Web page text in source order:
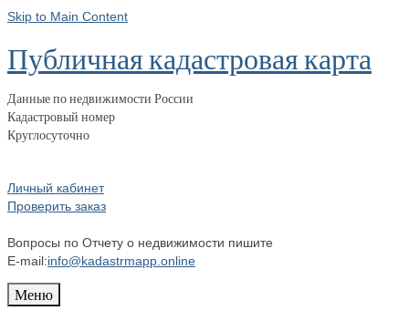
Skip to Main Content
Публичная кадастровая карта
Данные по недвижимости России
Кадастровый номер
Круглосуточно
Личный кабинет
Проверить заказ
Вопросы по Отчету о недвижимости пишите
E-mail:info@kadastrmapp.online
Меню